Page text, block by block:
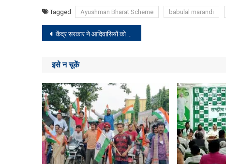
Tagged Ayushman Bharat Scheme babulal marandi
Post
navigation
केंद्र सरकार ने आदिवासियों को छला और छीना अधिकार : झामुमो
इसे न चूकें